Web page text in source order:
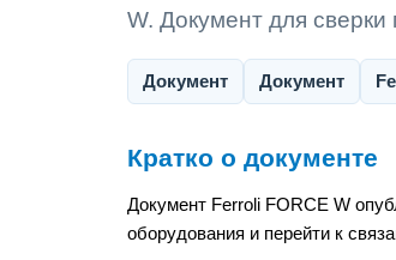
W. Документ для
Документ Документ
Кратко о документе
Документ Ferroli FORCE W
оборудования и перейти к